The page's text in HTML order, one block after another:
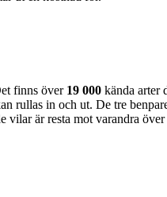
finns över 19 000 kända arter
rullas in och ut. De tre
vilar är resta mot varandra